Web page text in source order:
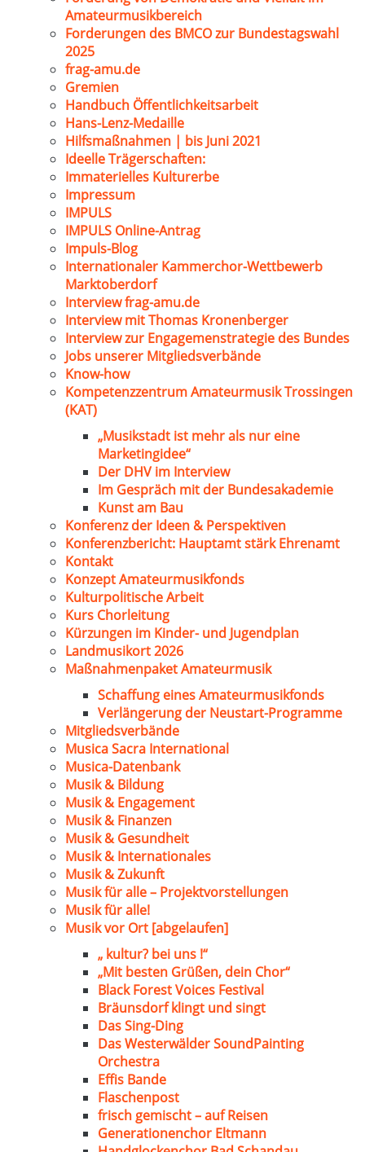
Amateurmusikbereich
Forderungen des BMCO zur Bundestagswahl
2025
frag-amu.de
Gremien
Handbuch Öffentlichkeitsarbeit
Hans-Lenz-Medaille
Hilfsmaßnahmen | bis Juni 2021
Ideelle Trägerschaften:
Immaterielles Kulturerbe
Impressum
IMPULS
IMPULS Online-Antrag
Impuls-Blog
Internationaler Kammerchor-Wettbewerb
Marktoberdorf
Interview frag-amu.de
Interview mit Thomas Kronenberger
Interview zur Engagemenstrategie des Bundes
Jobs unserer Mitgliedsverbände
Know-how
Kompetenzzentrum Amateurmusik Trossingen
(KAT)
„Musikstadt ist mehr als nur eine
Marketingidee“
Der DHV im Interview
Im Gespräch mit der Bundesakademie
Kunst am Bau
Konferenz der Ideen & Perspektiven
Konferenzbericht: Hauptamt stärk Ehrenamt
Kontakt
Konzept Amateurmusikfonds
Kulturpolitische Arbeit
Kurs Chorleitung
Kürzungen im Kinder- und Jugendplan
Landmusikort 2026
Maßnahmenpaket Amateurmusik
Schaffung eines Amateurmusikfonds
Verlängerung der Neustart-Programme
Mitgliedsverbände
Musica Sacra International
Musica-Datenbank
Musik & Bildung
Musik & Engagement
Musik & Finanzen
Musik & Gesundheit
Musik & Internationales
Musik & Zukunft
Musik für alle – Projektvorstellungen
Musik für alle!
Musik vor Ort [abgelaufen]
„ kultur? bei uns !“
„Mit besten Grüßen, dein Chor“
Black Forest Voices Festival
Bräunsdorf klingt und singt
Das Sing-Ding
Das Westerwälder SoundPainting
Orchestra
Effis Bande
Flaschenpost
frisch gemischt – auf Reisen
Generationenchor Eltmann